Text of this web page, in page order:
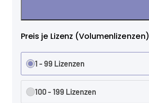
Preis je Lizenz (Volumenlizenzen)
1 - 99 Lizenzen
100 - 199 Lizenzen